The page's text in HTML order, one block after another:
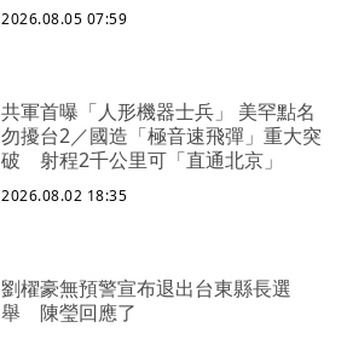
2026.08.05 07:59
共軍首曝「人形機器士兵」 美罕點名
勿擾台2／國造「極音速飛彈」重大突
破 射程2千公里可「直通北京」
2026.08.02 18:35
劉櫂豪無預警宣布退出台東縣長選
舉 陳瑩回應了